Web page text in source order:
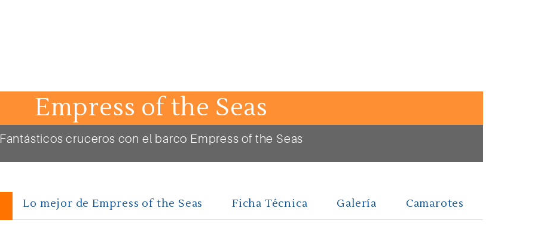
Empress of the Seas
Fantásticos cruceros con el barco Empress of the Seas
Lo mejor de Empress of the Seas Ficha Técnica Galería Camarotes